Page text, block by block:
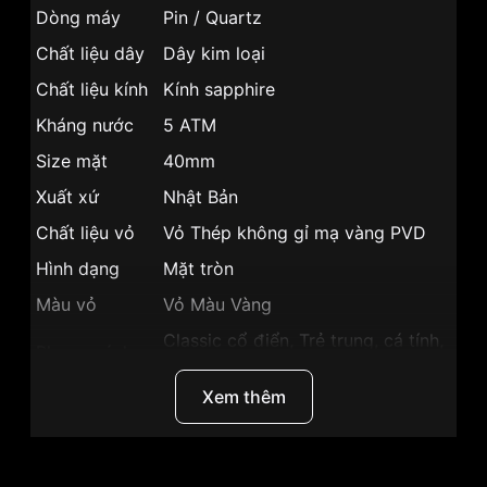
Dòng máy
Pin / Quartz
Chất liệu dây
Dây kim loại
Chất liệu kính
Kính sapphire
Kháng nước
5 ATM
Size mặt
40mm
Xuất xứ
Nhật Bản
Chất liệu vỏ
Vỏ Thép không gỉ mạ vàng PVD
Hình dạng
Mặt tròn
Màu vỏ
Vỏ Màu Vàng
Classic cổ điển, Trẻ trung, cá tính,
Sang trọng
Lịch ngày,giờ, phút, giây
Xem thêm